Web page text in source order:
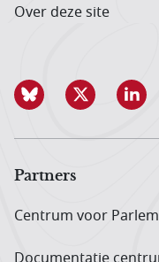
Over deze site
Partners
Centrum voor